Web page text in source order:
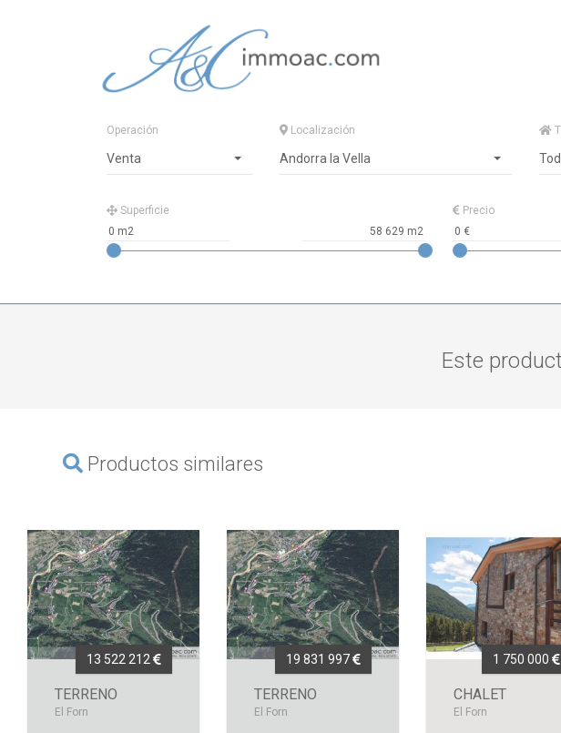
Operación
Venta
Localización
Andorra la Vella
Superficie Precio
Este
Productos similares
13 522 212
TERRENO
El Forn
19 831 997
TERRENO
El Forn
1 750 000
CHALET
El Forn